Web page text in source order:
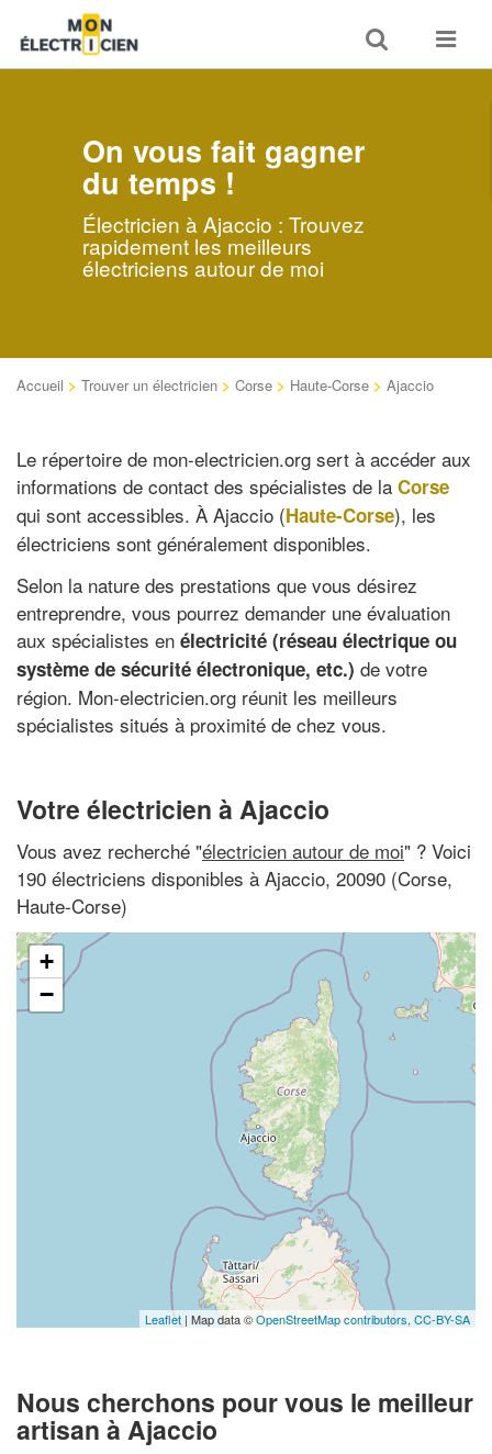
Toggle
search
Toggle
On vous fait gagner
du temps !
Électricien à Ajaccio : Trouvez
rapidement les meilleurs
électriciens autour de moi
Accueil > Trouver un électricien > Corse > Haute-Corse > Ajaccio
Le répertoire de mon-electricien.org sert à accéder aux
informations de contact des spécialistes de la Corse
qui sont accessibles. À Ajaccio (Haute-Corse), les
électriciens sont généralement disponibles.
Selon la nature des prestations que vous désirez
entreprendre, vous pourrez demander une évaluation
aux spécialistes en électricité (réseau électrique ou
système de sécurité électronique, etc.) de votre
région. Mon-electricien.org réunit les meilleurs
spécialistes situés à proximité de chez vous.
Votre électricien à Ajaccio
Vous avez recherché "électricien autour de moi" ? Voici
190 électriciens disponibles à Ajaccio, 20090 (Corse,
Haute-Corse)
+
−
Leaflet | Map data ©OpenStreetMap contributors, CC-BY-SA
Nous cherchons pour vous le meilleur
artisan à Ajaccio